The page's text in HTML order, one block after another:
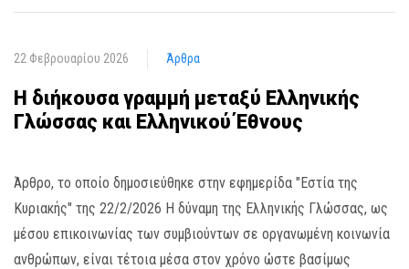
22 Φεβρουαρίου 2026 Άρθρα
Η διήκουσα γραμμή μεταξύ Ελληνικής
Γλώσσας και Ελληνικού Έθνους
Άρθρο, το οποίο δημοσιεύθηκε στην εφημερίδα "Εστία της
Κυριακής" της 22/2/2026 Η δύναμη της Ελληνικής Γλώσσας, ως
μέσου επικοινωνίας των συμβιούντων σε οργανωμένη κοινωνία
ανθρώπων, είναι τέτοια μέσα στον χρόνο ώστε βασίμως